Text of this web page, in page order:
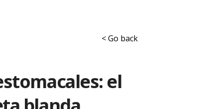
< Go back
el